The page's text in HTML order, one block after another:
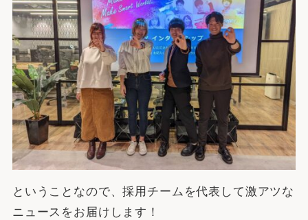
ということなので、採用チームを代表して激アツな
ニュースをお届けします！